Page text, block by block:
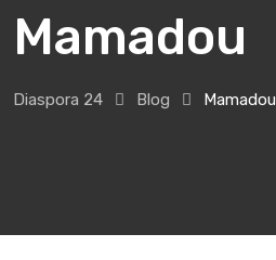
Mamadou
Diaspora 24 Blog Mamadou